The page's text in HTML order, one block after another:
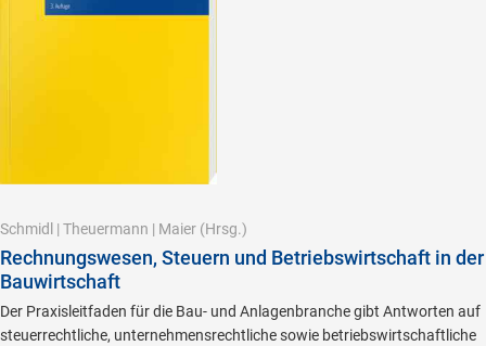
Schmidl | Theuermann | Maier (Hrsg.)
Rechnungswesen, Steuern und Betriebswirtschaft in der
Bauwirtschaft
Der Praxisleitfaden für die Bau- und Anlagenbranche gibt Antworten auf
steuerrechtliche, unternehmensrechtliche sowie betriebswirtschaftliche